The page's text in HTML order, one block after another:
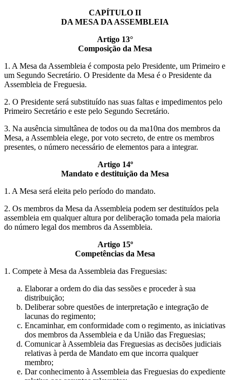
CAPÍTULO II
DA MESA DA ASSEMBLEIA
Artigo 13°
Composição da Mesa
1. A Mesa da Assembleia é composta pelo Presidente, um Primeiro e
um Segundo Secretário. O Presidente da Mesa é o Presidente da
Assembleia de Freguesia.
2. O Presidente será substituído nas suas faltas e impedimentos pelo
Primeiro Secretário e este pelo Segundo Secretário.
3. Na ausência simultânea de todos ou da ma10na dos membros da
Mesa, a Assembleia elege, por voto secreto, de entre os membros
presentes, o número necessário de elementos para a integrar.
Artigo 14º
Mandato e destituição da Mesa
1. A Mesa será eleita pelo período do mandato.
2. Os membros da Mesa da Assembleia podem ser destituídos pela
assembleia em qualquer altura por deliberação tomada pela maioria
do número legal dos membros da Assembleia.
Artigo 15º
Competências da Mesa
1. Compete à Mesa da Assembleia das Freguesias:
Elaborar a ordem do dia das sessões e proceder à sua
distribuição;
Deliberar sobre questões de interpretação e integração de
lacunas do regimento;
Encaminhar, em conformidade com o regimento, as iniciativas
dos membros da Assembleia e da União das Freguesias;
Comunicar à Assembleia das Freguesias as decisões judiciais
relativas à perda de Mandato em que incorra qualquer
membro;
Dar conhecimento à Assembleia das Freguesias do expediente